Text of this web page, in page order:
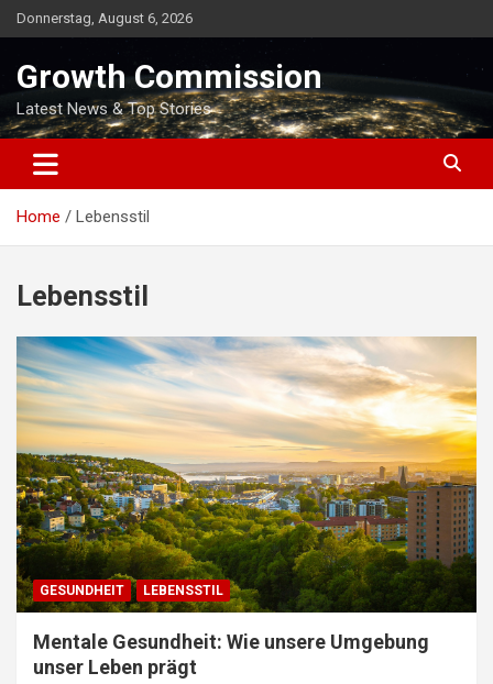
Skip
to
Donnerstag, August 6, 2026
Growth Commission
Latest News & Top Stories
Home Lebensstil
Lebensstil
GESUNDHEIT LEBENSSTIL
Mentale Gesundheit: Wie unsere Umgebung
unser Leben prägt